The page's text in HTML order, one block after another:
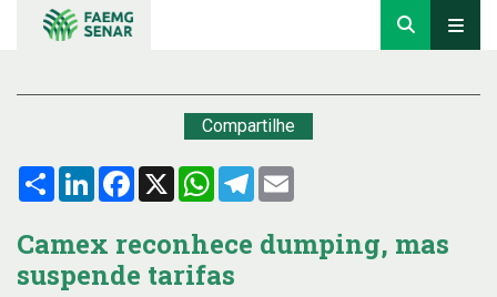
Compartilhe
Compartilhar
LinkedInFacebook
X WhatsApp
Telegram
Camex reconhece dumping, mas
suspende tarifas